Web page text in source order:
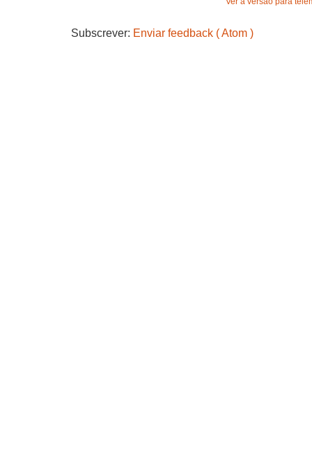
Subscrever: Enviar feedback ( Atom )